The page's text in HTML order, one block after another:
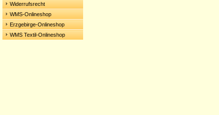
Widerrufsrecht
WMS-Onlineshop
Erzgebirge-Onlineshop
WMS Textil-Onlineshop